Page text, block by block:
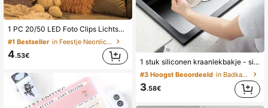
1 PC 20/50 LED Foto Clips Lichtsnoer Met 20/50 Transparante Clips Koperdraad Lamp Batterij Aangedreven Perfect Voor Thuis Slaapkamer Woonkamer Winkel Bruiloft Gelukkige Verjaardag Feest Festival Decoratie
#1 Bestseller in Feestje Neonlichten
4.53€
1 stuk siliconen kraanlekbakje - siliconen kraanknop lekbakje, afwasmiddeldispenser, sponshouder achter de kraan, keukenaccessoire voor de gootsteen, spatvrij, afsnijdbaar voor smalle randen, geschikt voor wastafel, gootsteen en afdrukkap
#3 Hoogst Beoordeeld in Badkamerarmaturen
3.58€